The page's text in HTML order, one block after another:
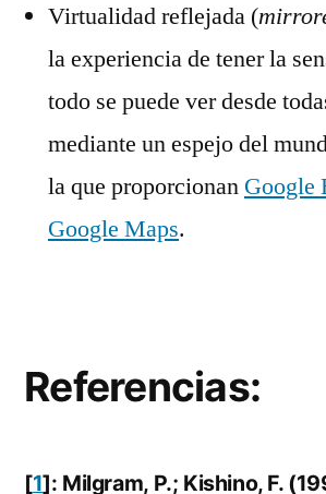
Virtualidad reflejada (
la experiencia de tener la
todo se puede ver desde
mediante un espejo del
la que proporcionan Google
Google Maps.
Referencias:
[1]: Milgram, P.; Kishino, F.